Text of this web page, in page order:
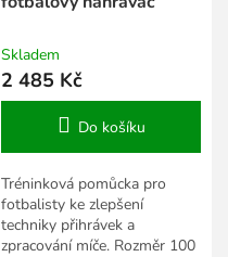
Skladem
2 485 Kč
Do košíku
Tréninková pomůcka pro
fotbalisty ke zlepšení
techniky přihrávek a
zpracování míče. Rozměr 100